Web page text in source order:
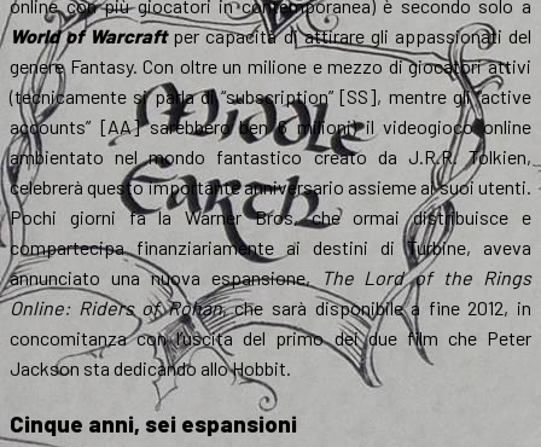
online con più giocatori in contemporanea) è secondo solo a
World of Warcraftper capacità di attirare gli appassionati del
genere Fantasy. Con oltre un milione e mezzo di giocatori attivi
(tecnicamente si parla di “subscription” [SS], mentre gli “active
accounts” [AA] sarebbero ben 6 milioni) il videogioco online
ambientato nel mondo fantastico creato da J.R.R. Tolkien,
celebrerà questo importante anniversario assieme ai suoi utenti.
Pochi giorni fa la Warner Bros, che ormai distribuisce e
compartecipa finanziariamente ai destini di Turbine, aveva
annunciato una nuova espansione,
The Lord of the Rings
Online: Riders of Rohan, che sarà disponibile a fine 2012, in
concomitanza con l’uscita del primo dei due film che Peter
Jackson sta dedicando allo Hobbit.
Cinque anni, sei espansioni